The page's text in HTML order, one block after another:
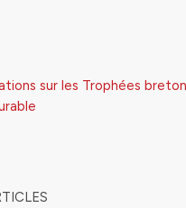
sur les Trophées